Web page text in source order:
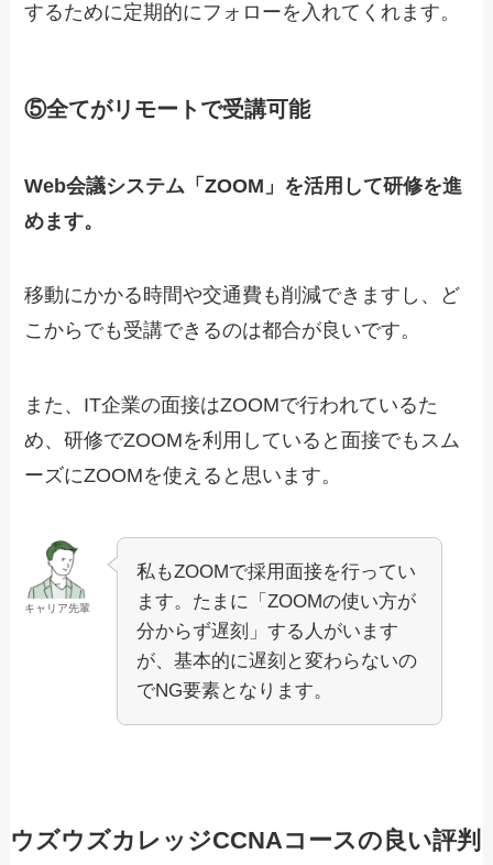
するために定期的にフォローを入れてくれます。
⑤全てがリモートで受講可能
Web会議システム「ZOOM」を活用して研修を進
めます。
移動にかかる時間や交通費も削減できますし、ど
こからでも受講できるのは都合が良いです。
また、IT企業の面接はZOOMで行われているた
め、研修でZOOMを利用していると面接でもスム
ーズにZOOMを使えると思います。
キャリア先輩
私もZOOMで採用面接を行ってい
ます。たまに「ZOOMの使い方が
分からず遅刻」する人がいます
が、基本的に遅刻と変わらないの
でNG要素となります。
ウズウズカレッジCCNAコースの良い評判